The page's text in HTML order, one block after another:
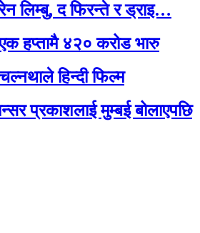
लिम्बु, द फिरन्ते र ड्राइ…
हप्तामै ४२० करोड भारु
हिन्दी फिल्म
प्रकाशलाई मुम्बई बोलाएपछि